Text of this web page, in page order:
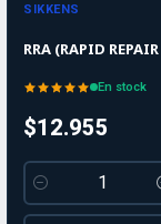
SIKKENS
RRA (RAPID
En stock
$12.955
Cantidad